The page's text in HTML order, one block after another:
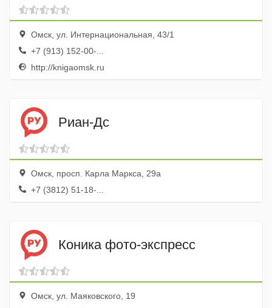
Омск, ул. Интернациональная, 43/1
+7 (913) 152-00-...
http://knigaomsk.ru
Риан-Дс
Омск, просп. Карла Маркса, 29а
+7 (3812) 51-18-...
Коника фото-экспресс
Омск, ул. Маяковского, 19